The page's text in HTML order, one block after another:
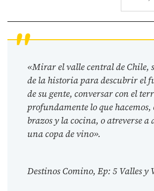
«Mirar el valle central de Chile,
de la historia para descubrir el
de su gente, conversar con el
profundamente lo que
brazos y la cocina, o atreverse
una copa de vino».
Destinos Comino, Ep: 5 Valles y